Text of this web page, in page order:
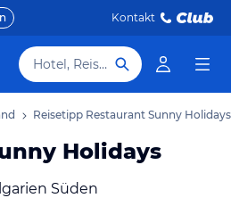
Kontakt
Hotel, Reiseziel
Reisetipp Restaurant Sunny Holidays
Holidays
Süden